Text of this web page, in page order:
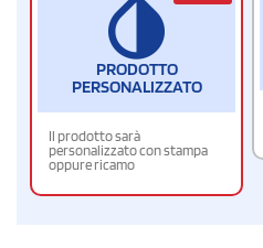
PRODOTTO
PERSONALIZZATO
Il prodotto sarà
personalizzato con stampa
oppure ricamo